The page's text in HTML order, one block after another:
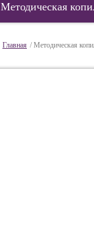
Методическая
Главная / Методическая